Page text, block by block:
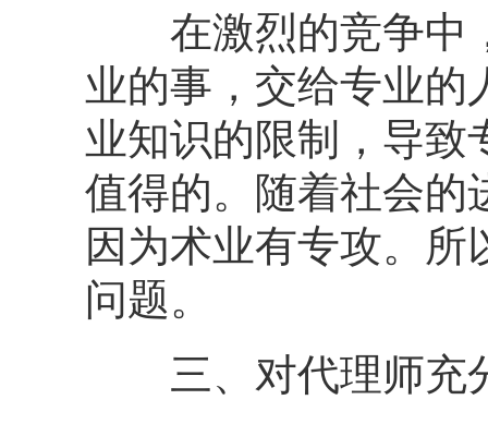
在激烈的竞争中，
业的事，交给专业的
业知识的限制，导致
值得的。随着社会的
因为术业有专攻。
问题。
三、对代理师充